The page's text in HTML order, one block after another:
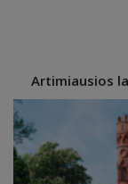
Artimiausios